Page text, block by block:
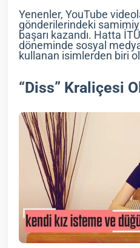
Yenenler, YouTube
gönderilerindeki
başarı kazandı. Hatta
döneminde sosyal
kullanan isimlerden biri
“Diss” Kraliçesi